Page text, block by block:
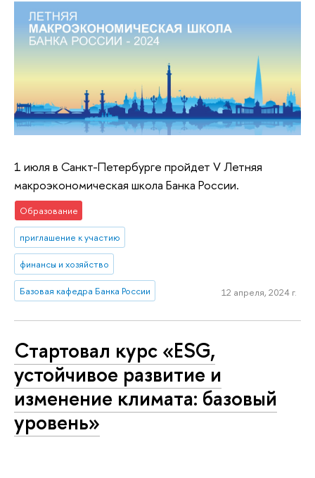
1 июля в Санкт-Петербурге пройдет V Летняя
макроэкономическая школа Банка России.
Образование
приглашение к участию
финансы и хозяйство
Базовая кафедра Банка России 12 апреля, 2024 г.
Стартовал курс «ESG,
устойчивое развитие и
изменение климата: базовый
уровень»